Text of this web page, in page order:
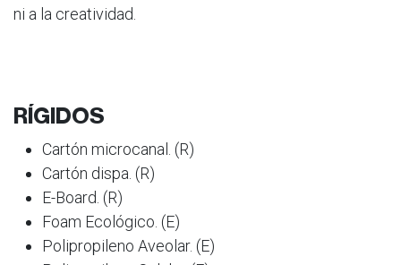
ni a la creatividad.
RÍGIDOS
Cartón microcanal. (R)
Cartón dispa. (R)
E-Board. (R)
Foam Ecológico. (E)
Polipropileno Aveolar. (E)